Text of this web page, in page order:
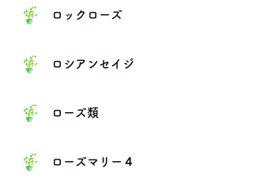
ロックローズ
ロシアンセイジ
ローズ類
ローズマリー４